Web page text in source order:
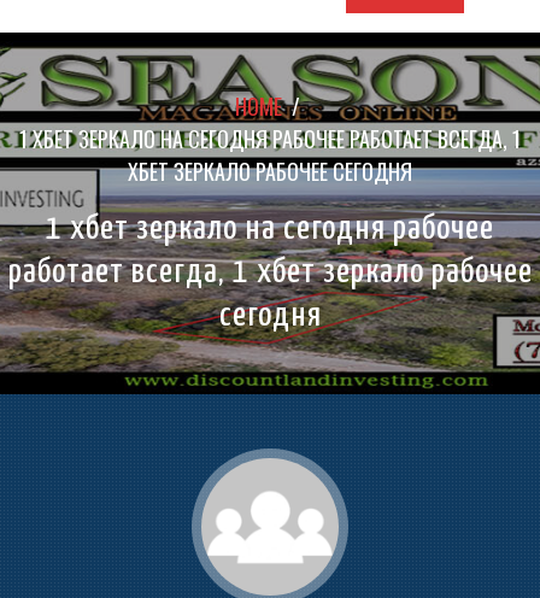
HOME/
1 ХБЕТ ЗЕРКАЛО НА СЕГОДНЯ РАБОЧЕЕ РАБОТАЕТ ВСЕГДА, 1
ХБЕТ ЗЕРКАЛО РАБОЧЕЕ СЕГОДНЯ
1 хбет зеркало на сегодня рабочее
работает всегда, 1 хбет зеркало рабочее
сегодня